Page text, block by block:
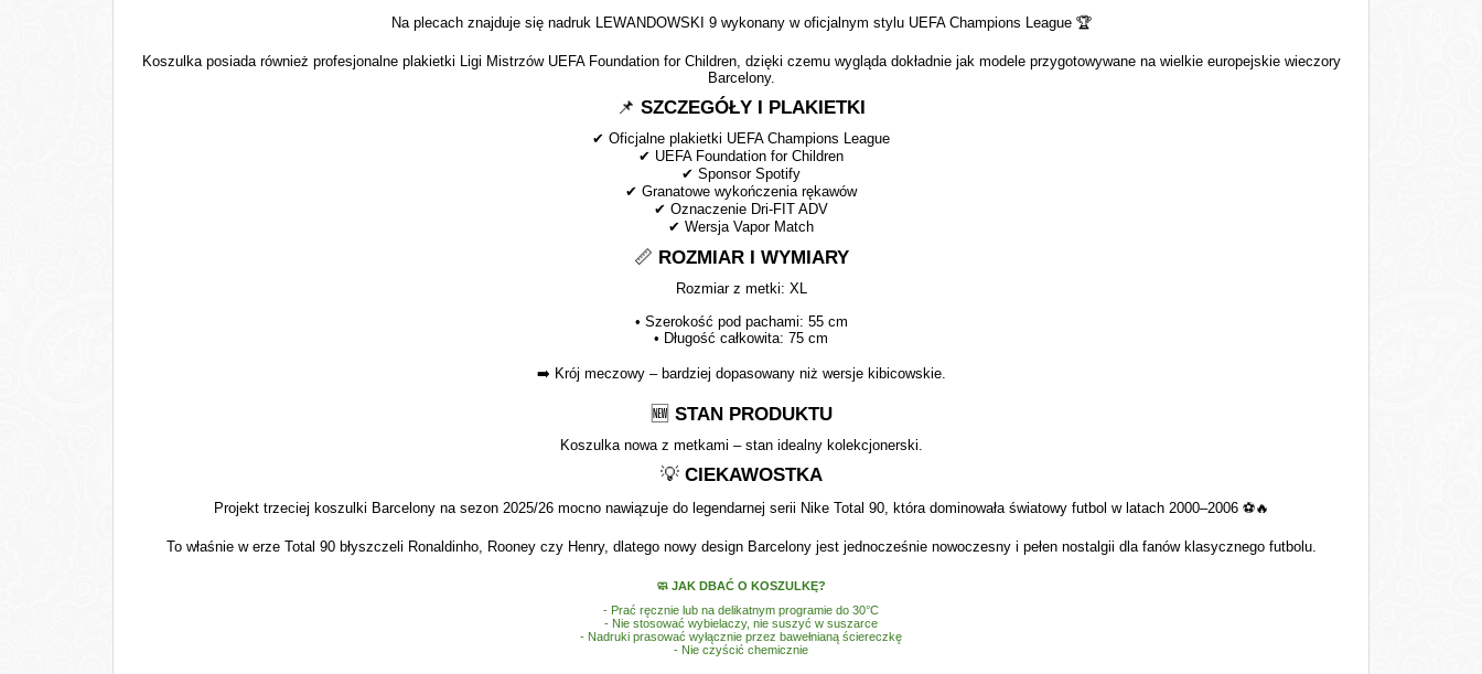
Na plecach znajduje się nadruk LEWANDOWSKI 9 wykonany w oficjalnym stylu UEFA Champions League 🏆
Koszulka posiada również profesjonalne plakietki Ligi Mistrzów UEFA Foundation for Children, dzięki czemu wygląda dokładnie jak modele przygotowywane na wielkie europejskie wieczory
Barcelony.
📌 SZCZEGÓŁY I PLAKIETKI
✔ Oficjalne plakietki UEFA Champions League
✔ UEFA Foundation for Children
✔ Sponsor Spotify
✔ Granatowe wykończenia rękawów
✔ Oznaczenie Dri-FIT ADV
✔ Wersja Vapor Match
📏 ROZMIAR I WYMIARY
Rozmiar z metki: XL
• Szerokość pod pachami: 55 cm
• Długość całkowita: 75 cm
➡️ Krój meczowy – bardziej dopasowany niż wersje kibicowskie.
🆕 STAN PRODUKTU
Koszulka nowa z metkami – stan idealny kolekcjonerski.
💡CIEKAWOSTKA
Projekt trzeciej koszulki Barcelony na sezon 2025/26 mocno nawiązuje do legendarnej serii Nike Total 90, która dominowała światowy futbol w latach 2000–2006 ⚽🔥
To właśnie w erze Total 90 błyszczeli Ronaldinho, Rooney czy Henry, dlatego nowy design Barcelony jest jednocześnie nowoczesny i pełen nostalgii dla fanów klasycznego futbolu.
🧼 JAK DBAĆ O KOSZULKĘ?
- Prać ręcznie lub na delikatnym programie do 30°C
- Nie stosować wybielaczy, nie suszyć w suszarce
- Nadruki prasować wyłącznie przez bawełnianą ściereczkę
- Nie czyścić chemicznie